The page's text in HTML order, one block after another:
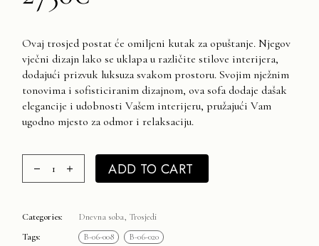
Ovaj trosjed postat će omiljeni kutak za opuštanje. Njegov
vječni dizajn lako se uklapa u različite stilove interijera,
dodajući prizvuk luksuza svakom prostoru. Svojim nježnim
tonovima i sofisticiranim dizajnom, ova sofa dodaje dašak
elegancije i udobnosti Vašem interijeru, pružajući Vam
ugodno mjesto za odmor i relaksaciju.
BENTLEY Trosjed 2750€ quantity
ADD TO CART
Categories: Dnevna soba, Trosjedi
Tags:
B-06-008 B-06-020